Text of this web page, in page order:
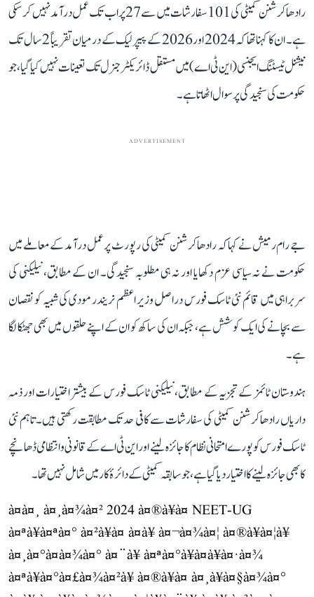
رادھاکرشنن کمیٹی کی 101 سفارشات میں سے 27 پر اب تک عمل درآمد نہیں کر سکی
ہے۔ ان کا کہنا تھا کہ 2024 اور 2026 کے پیپر لیک کے درمیان تقریباً 2 سال تک
نیشنل ٹیسٹنگ ایجنسی (این ٹی اے) میں مستقل ڈائریکٹر جنرل تک تعینات نہیں کیا گیا، جو
حکومت کی سنجیدگی پر سوال اٹھاتا ہے۔
ADVERTISEMENT
جے رام رمیش نے کہا کہ رادھاکرشنن کمیٹی کی رپورٹ پر عمل درآمد کے معاملے میں
حکومت نے نہ سیاسی عزم دکھایا اور نہ ہی مطلوبہ سنجیدگی۔ ان کے مطابق، نیلیکنی کی
سربراہی میں قائم نئی ٹاسک فورس دراصل وزیر اعظم نریندر مودی کی شبیہ کو نقصان
سے بچانے کی ایک کوشش ہے، جبکہ ان کی ساکھ کو ان کے اپنے حلقوں میں بھی جھٹکا لگا
ہے۔
ہندوستان ٹائمز کے تجزیہ کے مطابق، نیلیکنی ٹاسک فورس کے بیشتر اختیارات اور ذمہ
داریاں رادھاکرشنن کمیٹی کی سفارشات سے کافی حد تک مطابقت رکھتی ہیں۔ تاہم نئی
ٹاسک فورس کو پورے امتحانی نظام کا جائزہ لینے اور این ٹی اے کے قانونی و انتظامی ڈھانچے
کا بھی جائزہ لینے کا اختیار دیا گیا ہے، جو سابقہ کمیٹی کے دائرۂ کار میں شامل نہیں تھا۔
à¤à¤¸ à¤¸à¤¾à¤² 2024 à¤®à¥à¤ NEET-UG
à¤ªà¥à¤ªà¤° à¤²à¥à¤ à¤à¥ à¤¬à¤¾à¤¦ à¤®à¥à¤¦à¥
à¤¸à¤°à¤à¤¾à¤° à¤¨à¥ à¤ªà¤°à¥à¤à¥à¤·à¤¾
à¤ªà¥à¤°à¤£à¤¾à¤²à¥ à¤®à¥à¤ à¤¸à¥à¤§à¤¾à¤°